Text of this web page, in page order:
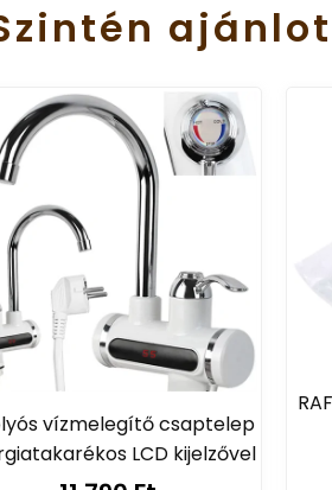
RAF elektromos vákuumfóliázó
gép (80W)
9 900 Ft